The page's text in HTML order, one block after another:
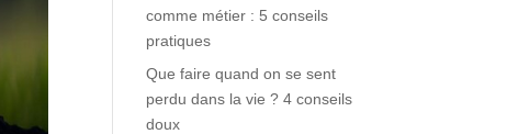
comme métier : 5 conseils
pratiques
Que faire quand on se sent
perdu dans la vie ? 4 conseils
doux